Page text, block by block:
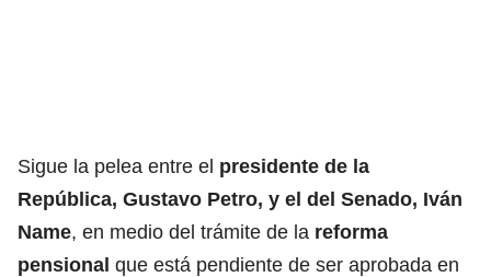
Sigue la pelea entre el presidente de la
República, Gustavo Petro, y el del Senado, Iván
Name, en medio del trámite de la reforma
pensional que está pendiente de ser aprobada en